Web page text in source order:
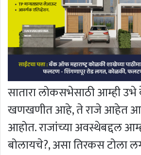
सातारा लोकसभेसाठी आम्ही
खणखणीत आहे, ते राजे आहेत
आहोत. राजांच्या अवस्थेबद्दल
बोलायचे?, असा तिरकस टोला